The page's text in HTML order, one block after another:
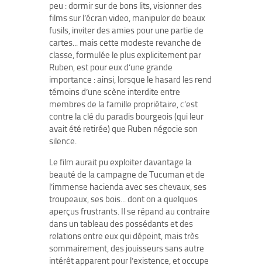
peu : dormir sur de bons lits, visionner des
films sur l’écran video, manipuler de beaux
fusils, inviter des amies pour une partie de
cartes... mais cette modeste revanche de
classe, formulée le plus explicitement par
Ruben, est pour eux d’une grande
importance : ainsi, lorsque le hasard les rend
témoins d’une scène interdite entre
membres de la famille propriétaire, c’est
contre la clé du paradis bourgeois (qui leur
avait été retirée) que Ruben négocie son
silence.
Le film aurait pu exploiter davantage la
beauté de la campagne de Tucuman et de
l’immense hacienda avec ses chevaux, ses
troupeaux, ses bois... dont on a quelques
aperçus frustrants. Il se répand au contraire
dans un tableau des possédants et des
relations entre eux qui dépeint, mais très
sommairement, des jouisseurs sans autre
intérêt apparent pour l’existence, et occupe